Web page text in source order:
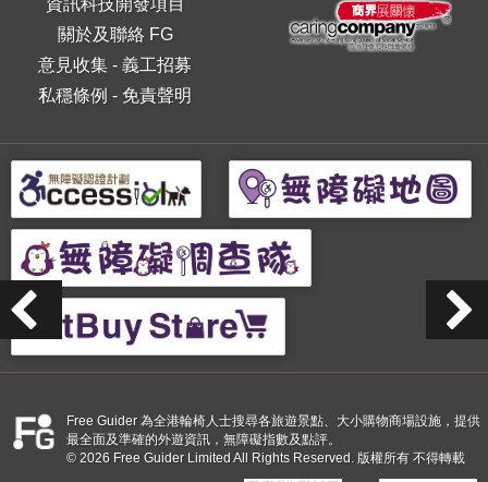
資訊科技開發項目
關於及聯絡 FG
意見收集 -義工招募
私穩條例 - 免責聲明
Free Guider 為全港輪椅人士搜尋各旅遊景點、大小購物商場設施，提供
最全面及準確的外遊資訊，無障礙指數及點評。
© 2026 Free Guider Limited All Rights Reserved. 版權所有 不得轉載